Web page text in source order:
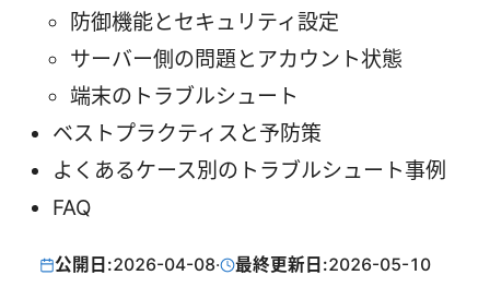
防御機能とセキュリティ設定
サーバー側の問題とアカウント状態
端末のトラブルシュート
ベストプラクティスと予防策
よくあるケース別のトラブルシュート事例
FAQ
公開日:2026-04-08· 最終更新日:2026-05-10